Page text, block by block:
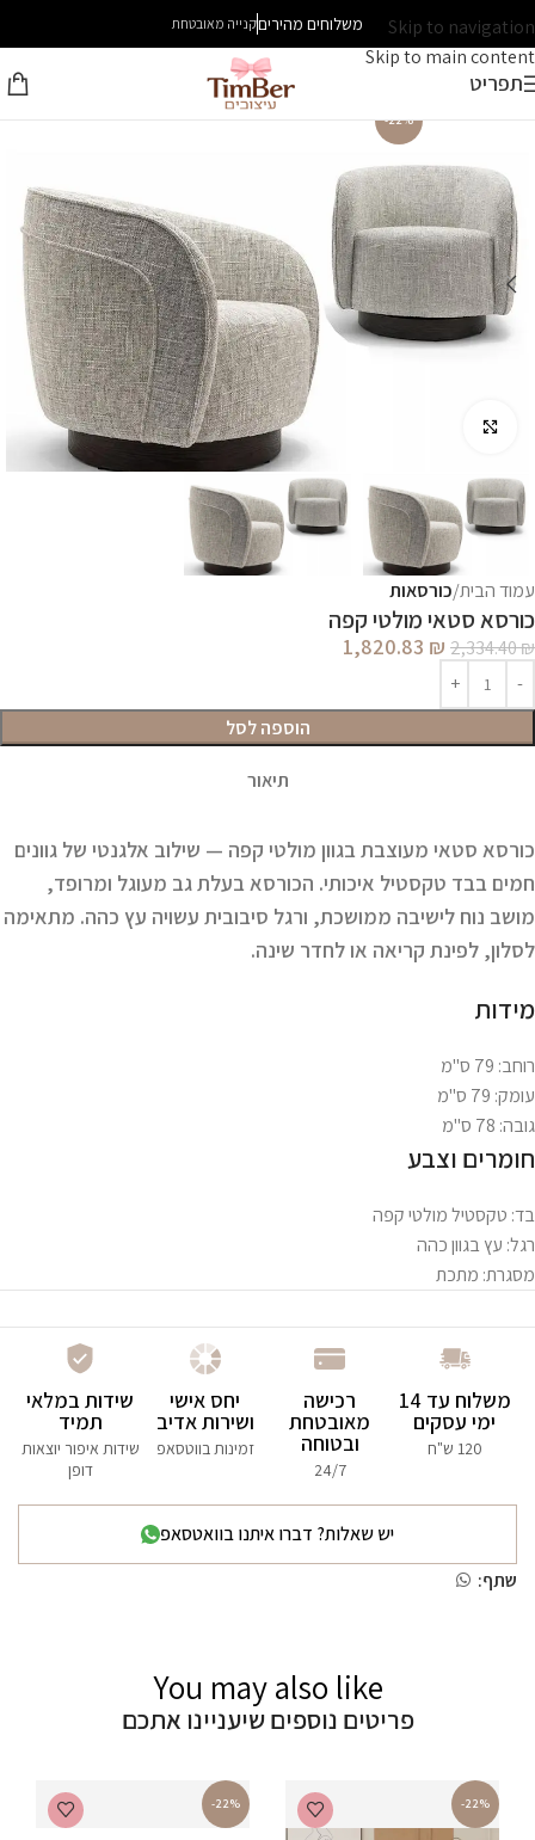
Skip to navigation
Skip to main content
משלוחים מהיריםקנייה מאובטחת
תפריט
עמוד הבית כורסאות
כורסא סטאי מולטי קפה
2,334.40₪
1,820.83 ₪
הוספה לסל
תיאור
כורסא סטאי מעוצבת בגוון מולטי קפה — שילוב אלגנטי של גוונים
חמים בבד טקסטיל איכותי. הכורסא בעלת גב מעוגל ומרופד,
מושב נוח לישיבה ממושכת, ורגל סיבובית עשויה עץ כהה. מתאימה
לסלון, לפינת קריאה או לחדר שינה.
מידות
רוחב: 79 ס"מ
עומק: 79 ס"מ
גובה: 78 ס"מ
חומרים וצבע
בד: טקסטיל מולטי קפה
רגל: עץ בגוון כהה
מסגרת: מתכת
-22%
משלוח עד 14
ימי עסקים
120 ש"ח
רכישה
מאובטחת
ובטוחה
24/7
יחס אישי
ושירות אדיב
זמינות בווטסאפ
שידות במלאי
תמיד
שידות איפור יוצאות
דופן
יש שאלות? דברו איתנו בוואטסאפ
שתף:
You may also like
פריטים נוספים שיעניינו אתכם
-22%
-22%